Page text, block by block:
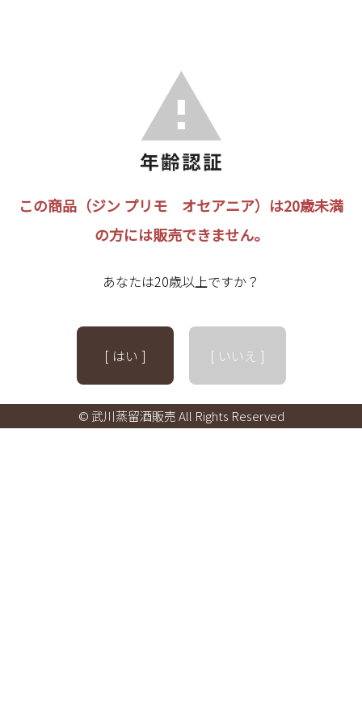
この商品（ジン プリモ オセアニア）は20歳未満
の方には販売できません。
あなたは20歳以上ですか？
[ はい ] [ いいえ ]
© 武川蒸留酒販売 All Rights Reserved